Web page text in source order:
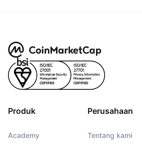
Produk
Academy
Perusahaan
Tentang kami